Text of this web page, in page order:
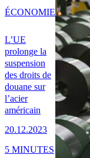
L’UE
prolonge la
suspension
des droits de
douane sur
l’acier
américain
20.12.2023
ÉCONOMIE
5 MINUTES